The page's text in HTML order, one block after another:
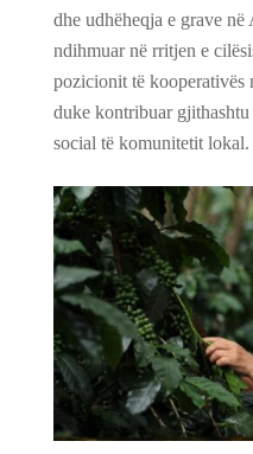
dhe udhëheqja e grave
ndihmuar në rritjen e
pozicionit të kooperativës
duke kontribuar
social të komunitetit lokal.